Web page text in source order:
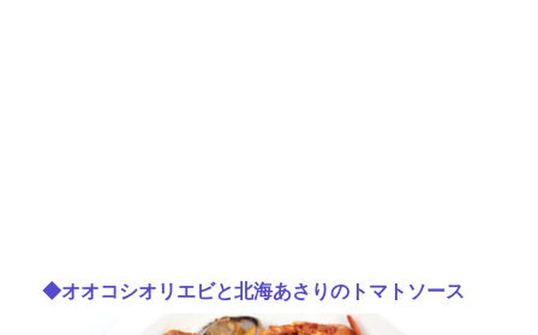
◆オオコシオリエビと北海あさりのトマトソース